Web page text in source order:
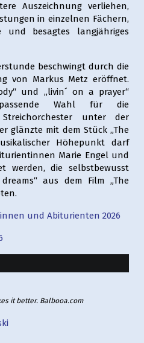
Auszeichnung verliehen,
in einzelnen Fächern,
und besagtes langjähriges
beschwingt durch die
von Markus Metz eröffnet.
und „livin´ on a prayer“
Wahl für die
Streichorchester unter der
glänzte mit dem Stück „The
Höhepunkt darf
Marie Engel und
werden, die selbstbewusst
aus dem Film „The
und Abiturienten 2026
it better. Balbooa.com